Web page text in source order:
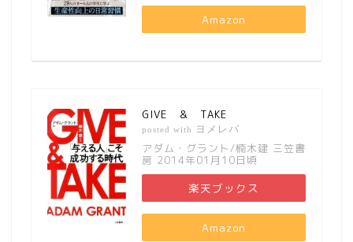
Amazon
GIVE ＆ TAKE
posted with ヨメレバ
アダム・グラント/楠木建 三笠書
房 2014年01月10日頃
楽天ブックス
Amazon